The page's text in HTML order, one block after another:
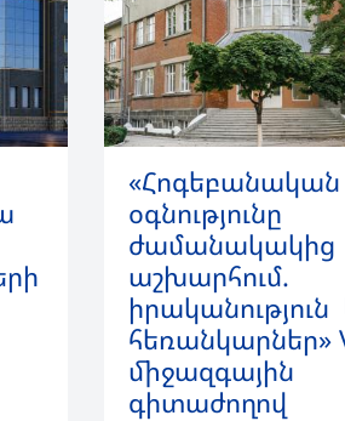
«Հոգեբանական
օգնությունը
ժամանակակից
աշխարհում.
իրականություն
հեռանկարներ»
միջազգային
գիտաժողով